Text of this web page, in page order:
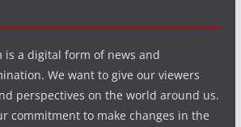
is a digital form of news and
We want to give our viewers
perspectives on the world around us.
commitment to make changes in the